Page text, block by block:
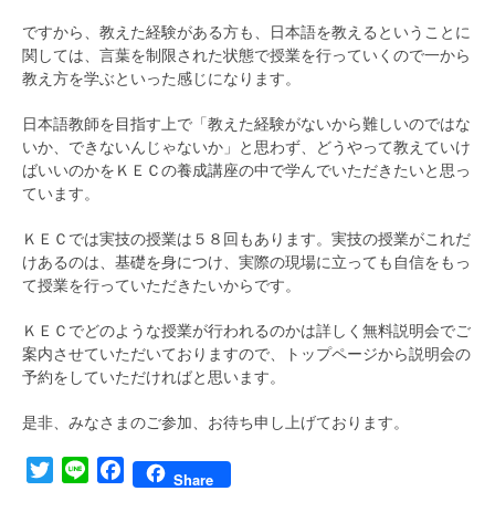
ですから、教えた経験がある方も、日本語を教えるということに
関しては、言葉を制限された状態で授業を行っていくので一から
教え方を学ぶといった感じになります。
日本語教師を目指す上で「教えた経験がないから難しいのではな
いか、できないんじゃないか」と思わず、どうやって教えていけ
ばいいのかをＫＥＣの養成講座の中で学んでいただきたいと思っ
ています。
ＫＥＣでは実技の授業は５８回もあります。実技の授業がこれだ
けあるのは、基礎を身につけ、実際の現場に立っても自信をもっ
て授業を行っていただきたいからです。
ＫＥＣでどのような授業が行われるのかは詳しく無料説明会でご
案内させていただいておりますので、トップページから説明会の
予約をしていただければと思います。
是非、みなさまのご参加、お待ち申し上げております。
TwitterLine FacebookShare